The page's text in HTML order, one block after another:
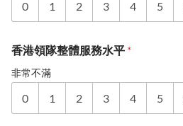
0 1 2 3 4 5
香港領隊整體服務水平 *
非常不滿
0 1 2 3 4 5